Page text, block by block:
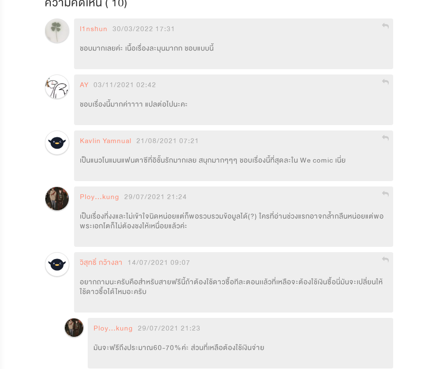
l1nshun 30/03/2022 17:31
ชอบมากเลยค่ะ เนื้อเรื่องละมุนมากก ชอบแบบนี้
AY 03/11/2021 02:42
ชอบเรื่องนี้มากค่าาาา แปลต่อไปนะคะ
Kavlin Yamnual 21/08/2021 07:21
เป็นแนวโนแมนแฟนตาซีที่อิชั้นรักมากเลย สนุกมากๆๆๆ ชอบเรื่องนี้ที่สุดละใน We comic เนี่ย
Ploy...kung 29/07/2021 21:24
เป็นเรื่องที่งงและไม่เข้าใจนิดหน่อยแต่ก็พอรวบรวมข้อมูลได้(?) ใครที่อ่านช่วงแรกอาจกล้ำกลืนหน่อยแต่พอ
พระเอกโตก็ไม่ต้องชงให้เหนื่อยแล้วค่ะ
วิสุทธิ์ กว้างลา 14/07/2021 09:07
อยากถามนะครับคือสำหรับสายฟรีนี้ถ้าต้องใช้ดาวซื้อทีละตอนเเล้วที่เหลือจะต้องใช้เงินซื้อนี่มันจะเปลี่ยนให้
ใช้ดาวซื้อได้ไหมอะครับ
Ploy...kung 29/07/2021 21:23
มันจะฟรีถึงประมาณ60-70%ค่ะ ส่วนที่เหลือต้องใช้เงินจ่าย